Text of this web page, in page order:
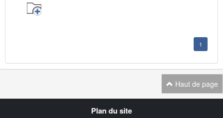
1
Haut de page
Plan du site